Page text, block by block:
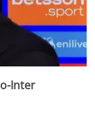
Inter